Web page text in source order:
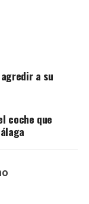
a su
coche que